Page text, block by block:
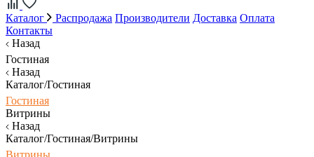
Каталог Распродажа Производители Доставка Оплата
Контакты
Назад
Гостиная
Назад
Каталог/Гостиная
Гостиная
Витрины
Назад
Каталог/Гостиная/Витрины
Витрины